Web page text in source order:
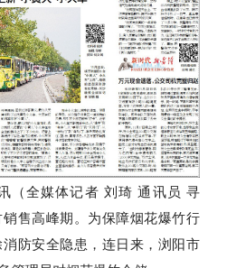
全媒体记者 刘琦 通讯员 寻
售高峰期。为保障烟花爆竹行
防安全隐患，连日来，浏阳市